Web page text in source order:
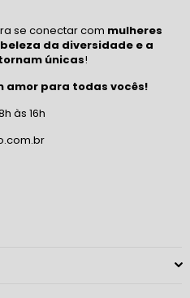
se conectar com mulheres
beleza da diversidade e a
únicas!
amor para todas vocês!
às 16h